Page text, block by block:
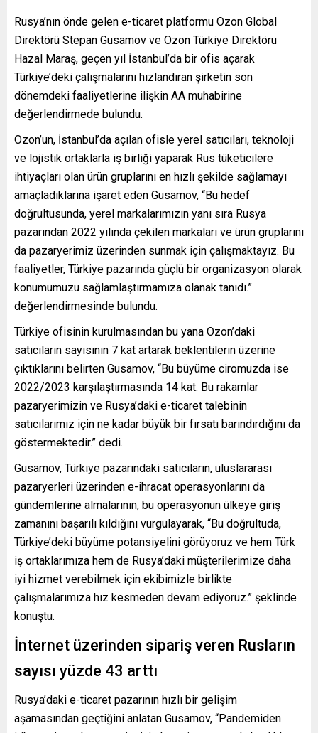
Rusya’nın önde gelen e-ticaret platformu Ozon Global
Direktörü Stepan Gusamov ve Ozon Türkiye Direktörü
Hazal Maraş, geçen yıl İstanbul’da bir ofis açarak
Türkiye’deki çalışmalarını hızlandıran şirketin son
dönemdeki faaliyetlerine ilişkin AA muhabirine
değerlendirmede bulundu.
Ozon’un, İstanbul’da açılan ofisle yerel satıcıları, teknoloji
ve lojistik ortaklarla iş birliği yaparak Rus tüketicilere
ihtiyaçları olan ürün gruplarını en hızlı şekilde sağlamayı
amaçladıklarına işaret eden Gusamov, “Bu hedef
doğrultusunda, yerel markalarımızın yanı sıra Rusya
pazarından 2022 yılında çekilen markaları ve ürün gruplarını
da pazaryerimiz üzerinden sunmak için çalışmaktayız. Bu
faaliyetler, Türkiye pazarında güçlü bir organizasyon olarak
konumumuzu sağlamlaştırmamıza olanak tanıdı.”
değerlendirmesinde bulundu.
Türkiye ofisinin kurulmasından bu yana Ozon’daki
satıcıların sayısının 7 kat artarak beklentilerin üzerine
çıktıklarını belirten Gusamov, “Bu büyüme ciromuzda ise
2022/2023 karşılaştırmasında 14 kat. Bu rakamlar
pazaryerimizin ve Rusya’daki e-ticaret talebinin
satıcılarımız için ne kadar büyük bir fırsatı barındırdığını da
göstermektedir.” dedi.
Gusamov, Türkiye pazarındaki satıcıların, uluslararası
pazaryerleri üzerinden e-ihracat operasyonlarını da
gündemlerine almalarının, bu operasyonun ülkeye giriş
zamanını başarılı kıldığını vurgulayarak, “Bu doğrultuda,
Türkiye’deki büyüme potansiyelini görüyoruz ve hem Türk
iş ortaklarımıza hem de Rusya’daki müşterilerimize daha
iyi hizmet verebilmek için ekibimizle birlikte
çalışmalarımıza hız kesmeden devam ediyoruz.” şeklinde
konuştu.
İnternet üzerinden sipariş veren Rusların
sayısı yüzde 43 arttı
Rusya’daki e-ticaret pazarının hızlı bir gelişim
aşamasından geçtiğini anlatan Gusamov, “Pandemiden